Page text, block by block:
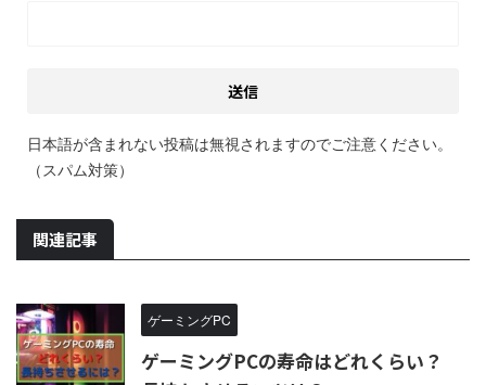
日本語が含まれない投稿は無視されますのでご注意ください。
（スパム対策）
関連記事
ゲーミングPC
ゲーミングPCの寿命はどれくらい？